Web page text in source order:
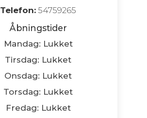
Telefon: 54759265
Åbningstider
Mandag: Lukket
Tirsdag: Lukket
Onsdag: Lukket
Torsdag: Lukket
Fredag: Lukket